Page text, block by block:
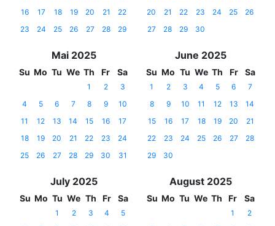
16
17 18 19 20 21
22
23
24 25 26 27 28 29
20
21 22 23 24 25
26
27
28 29 30
Mai 2025
Su Mo Tu We Th Fr Sa
1 2
3
4
5 6 7 8 9
10
11
12 13 14 15 16
17
18
19 20 21 22 23
24
25
26 27 28 29 30 31
June 2025
Su Mo Tu We Th Fr Sa
1 2 3 4 5 6
7
8
9 10 11 12 13
14
15
16 17 18 19 20
21
22
23 24 25 26 27
28
29
30
July 2025
Su Mo Tu We Th Fr Sa
1 2 3 4
5
August 2025
Su Mo Tu We Th Fr Sa
1
2